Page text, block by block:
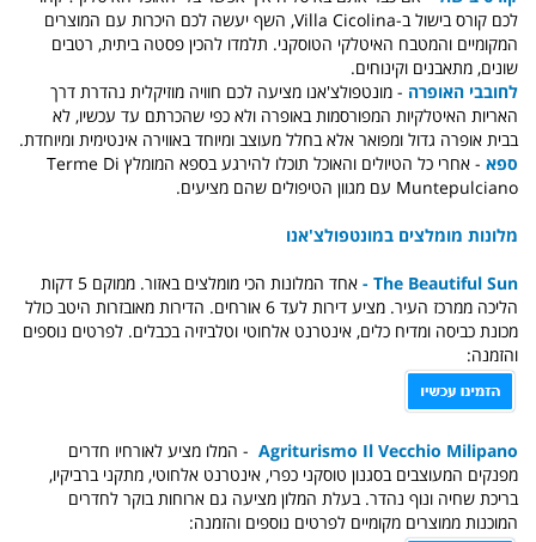
לכם קורס בישול ב-Villa Cicolina, השף יעשה לכם היכרות עם המוצרים
המקומיים והמטבח האיטלקי הטוסקני. תלמדו להכין פסטה ביתית, רטבים
שונים, מתאבנים וקינוחים.
לחובבי האופרה - מונטפולצ'אנו מציעה לכם חוויה מוזיקלית נהדרת דרך
האריות האיטלקיות המפורסמות באופרה ולא כפי שהכרתם עד עכשיו, לא
בבית אופרה גדול ומפואר אלא בחלל מעוצב ומיוחד באווירה אינטימית ומיוחדת.
ספא
- אחרי כל הטיולים והאוכל תוכלו להירגע בספא המומלץ Terme Di
Muntepulciano עם מגוון הטיפולים שהם מציעים.
מלונות מומלצים במונטפולצ'אנו
The Beautiful Sun -
אחד המלונות הכי מומלצים באזור. ממוקם 5 דקות
הליכה ממרכז העיר. מציע דירות לעד 6 אורחים. הדירות מאובזרות היטב כולל
מכונת כביסה ומדיח כלים, אינטרנט אלחוטי וטלביזיה בכבלים. לפרטים נוספים
והזמנה:
Agriturismo Il Vecchio Milipano - המלו מציע לאורחיו חדרים
מפנקים המעוצבים בסגנון טוסקני כפרי, אינטרנט אלחוטי, מתקני ברביקיו,
בריכת שחיה ונוף נהדר. בעלת המלון מציעה גם ארוחות בוקר לחדרים
המוכנות ממוצרים מקומיים לפרטים נוספים והזמנה: